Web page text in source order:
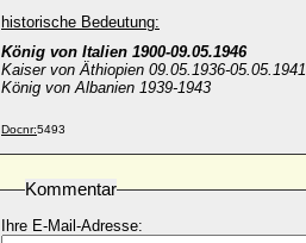
historische Bedeutung:
König von Italien 1900-09.05.1946
Kaiser von Äthiopien 09.05.1936-05.05.1941
König von Albanien 1939-1943
Docnr:5493
Kommentar
Ihre E-Mail-Adresse: